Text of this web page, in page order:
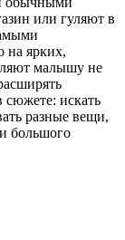
или гуляют в
на ярких,
малышу не
сюжете: искать
разные вещи,
большого